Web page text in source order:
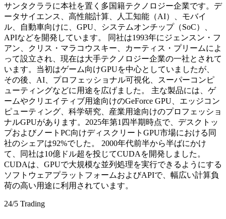
サンタクララに本社を置く多国籍テクノロジー企業です。デ
ータサイエンス、高性能計算、人工知能（AI）、モバイ
ル、自動車向けに、GPU、システムオンチップ（SoC）、
APIなどを開発しています。 同社は1993年にジェンスン・フ
アン、クリス・マラコウスキー、カーティス・プリームによ
って設立され、現在は大手テクノロジー企業の一社とされて
います。当初はゲーム向けGPUを中心としていましたが、
その後、AI、プロフェッショナル可視化、スーパーコンピ
ューティングなどに用途を広げました。 主な製品には、ゲ
ームやクリエイティブ用途向けのGeForce GPU、エッジコン
ピューティング、科学研究、産業用途向けのプロフェッショ
ナルGPUがあります。2025年第1四半期時点で、デスクトッ
プおよびノートPC向けディスクリートGPU市場における同
社のシェアは92%でした。 2000年代前半から半ばにかけ
て、同社は10億ドル超を投じてCUDAを開発しました。
CUDAは、GPUで大規模な並列処理を実行できるようにする
ソフトウェアプラットフォームおよびAPIで、幅広い計算負
荷の高い用途に利用されています。
24/5 Trading